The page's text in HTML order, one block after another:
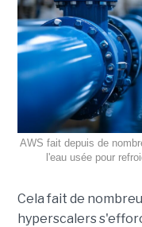
AWS fait depuis de
l'eau usée pour
Cela fait de
hyperscalers